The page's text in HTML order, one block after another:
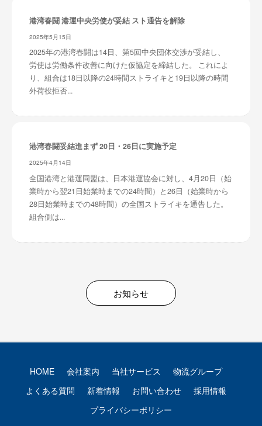
港湾春闘 港運中央労使が妥結 スト通告を解除
2025年5月15日
2025年の港湾春闘は14日、第5回中央団体交渉が妥結し、
労使は労働条件改善に向けた仮協定を締結した。 これによ
り、組合は18日以降の24時間ストライキと19日以降の時間
外荷役拒否...
港湾春闘妥結進まず 20日・26日に実施予定
2025年4月14日
全国港湾と港運同盟は、日本港運協会に対し、4月20日（始
業時から翌21日始業時までの24時間）と26日（始業時から
28日始業時までの48時間）の全国ストライキを通告した。
組合側は...
お知らせ
HOME 会社案内 当社サービス
物流グループ
よくある質問
新着情報 お問い合わせ
採用情報
プライバシーポリシー